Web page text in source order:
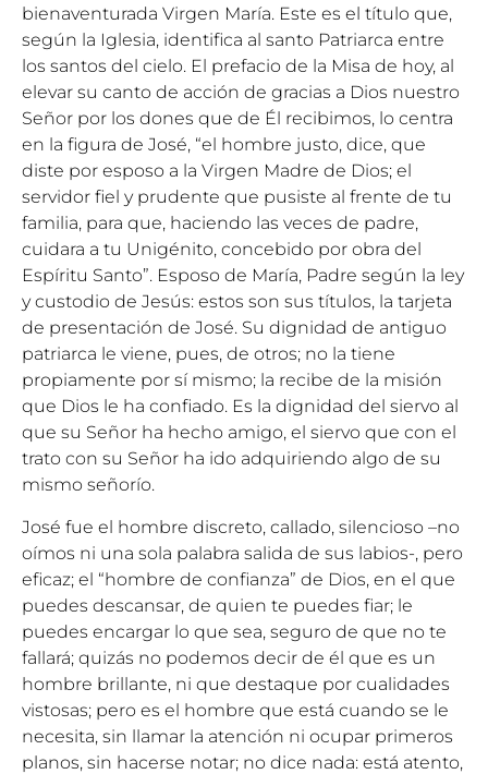
bienaventurada Virgen María. Este es el título que,
según la Iglesia, identifica al santo Patriarca entre
los santos del cielo. El prefacio de la Misa de hoy, al
elevar su canto de acción de gracias a Dios nuestro
Señor por los dones que de Él recibimos, lo centra
en la figura de José, “el hombre justo, dice, que
diste por esposo a la Virgen Madre de Dios; el
servidor fiel y prudente que pusiste al frente de tu
familia, para que, haciendo las veces de padre,
cuidara a tu Unigénito, concebido por obra del
Espíritu Santo”. Esposo de María, Padre según la ley
y custodio de Jesús: estos son sus títulos, la tarjeta
de presentación de José. Su dignidad de antiguo
patriarca le viene, pues, de otros; no la tiene
propiamente por sí mismo; la recibe de la misión
que Dios le ha confiado. Es la dignidad del siervo al
que su Señor ha hecho amigo, el siervo que con el
trato con su Señor ha ido adquiriendo algo de su
mismo señorío.
José fue el hombre discreto, callado, silencioso –no
oímos ni una sola palabra salida de sus labios-, pero
eficaz; el “hombre de confianza” de Dios, en el que
puedes descansar, de quien te puedes fiar; le
puedes encargar lo que sea, seguro de que no te
fallará; quizás no podemos decir de él que es un
hombre brillante, ni que destaque por cualidades
vistosas; pero es el hombre que está cuando se le
necesita, sin llamar la atención ni ocupar primeros
planos, sin hacerse notar; no dice nada: está atento,